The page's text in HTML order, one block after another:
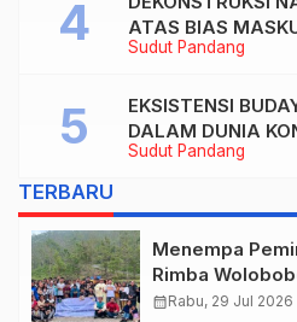
Sudut Pandang
ATAS BIAS
OBJEKTIVIKASI
TUNTUTAN
S. SASMITA
Sudut Pandang
EKSISTENSI
DALAM DUNIA
TERBARU
Menempa
Rimba
calendar_monthRabu, 29 Jul 2026